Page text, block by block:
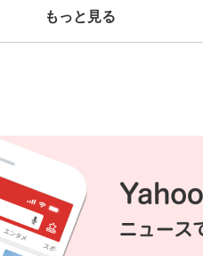
もっと見る